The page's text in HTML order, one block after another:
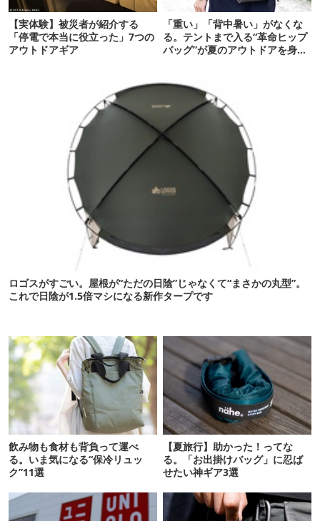
【実体験】被災者が紹介する
「停電で本当に役立った」7つの
アウトドアギア
「重い」「背中暑い」がなくな
る。テントまで入る“革命ヒップ
バッグ”が夏のアウトドアを身軽
ロゴスがすごい。屋根が“ただの日陰”じゃなくて“まさかの丸型”。
これで日陰が1.5倍マシになる新作タープです
飲み物も食材も背負って運べ
る。いま気になる“保冷リュッ
ク”11選
【夏旅行】助かった！ってな
る。「お出掛けバッグ」に忍ば
せたい神ギア3選